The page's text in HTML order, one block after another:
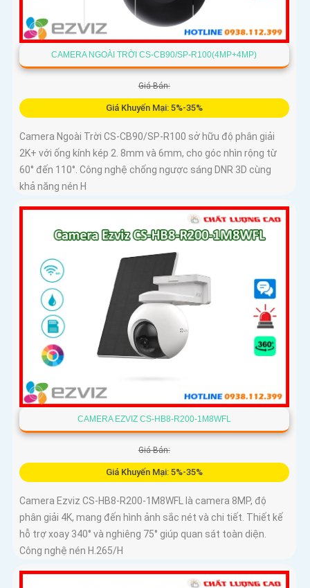
CAMERA NGOÀI TRỜI CS-CB90/SP-R100(4MP+4MP)
Giá Bán:
Giá Khuyến Mại: 5%-35%
Camera Ngoài Trời CS-CB90/SP-R100 sở hữu độ phân giải
2K+ với ống kính kép 2. 8mm và 6mm, cho góc nhìn rộng từ
60° đến 110°. Công nghệ chống ngược sáng DNR 3D cùng
khả năng nén H
CAMERA EZVIZ CS-HB8-R200-1M8WFL
Giá Bán:
Giá Khuyến Mại: 5%-35%
Camera Ezviz CS-HB8-R200-1M8WFL là camera 8MP, độ
phân giải 4K, mang đến hình ảnh sắc nét và chi tiết. Thiết kế
hỗ trợ xoay 340° và nghiêng 75° giúp quan sát toàn diện.
Công nghệ nén H.265/H